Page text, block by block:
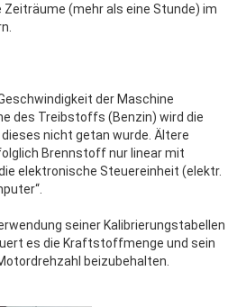
(mehr als eine Stunde) im
der Maschine
des Treibstoffs (Benzin) wird die
nicht getan wurde. Ältere
Brennstoff nur linear mit
elektronische Steuereinheit (elektr.
seiner Kalibrierungstabellen
es die Kraftstoffmenge und sein
beizubehalten.